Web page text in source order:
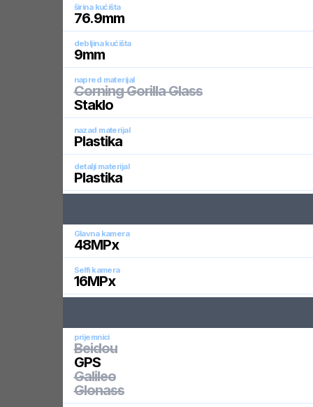
širina kućišta
76.9mm
debljina kućišta
9mm
napred materijal
Corning Gorilla Glass
Staklo
nazad materijal
Plastika
detalji materijal
Plastika
Glavna kamera
48MPx
Selfi kamera
16MPx
prijemnici
Beidou
GPS
Galileo
Glonass